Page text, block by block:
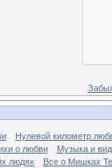
Нулевой километр
о любви
Музыка и
людях Все о Мишках